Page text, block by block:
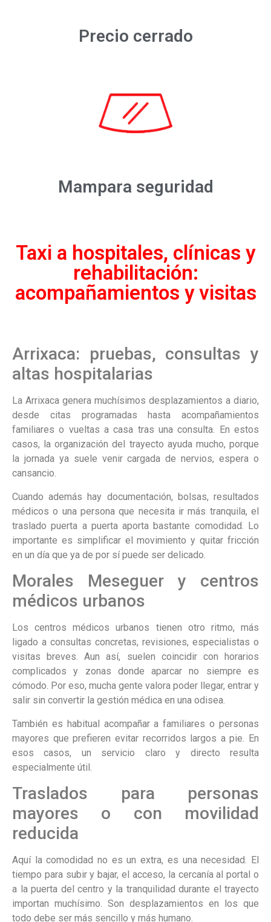
Precio cerrado
Mampara seguridad
Taxi a hospitales, clínicas y
rehabilitación:
acompañamientos y visitas
Arrixaca: pruebas, consultas y
altas hospitalarias
La Arrixaca genera muchísimos desplazamientos a diario,
desde citas programadas hasta acompañamientos
familiares o vueltas a casa tras una consulta. En estos
casos, la organización del trayecto ayuda mucho, porque
la jornada ya suele venir cargada de nervios, espera o
cansancio.
Cuando además hay documentación, bolsas, resultados
médicos o una persona que necesita ir más tranquila, el
traslado puerta a puerta aporta bastante comodidad. Lo
importante es simplificar el movimiento y quitar fricción
en un día que ya de por sí puede ser delicado.
Morales Meseguer y centros
médicos urbanos
Los centros médicos urbanos tienen otro ritmo, más
ligado a consultas concretas, revisiones, especialistas o
visitas breves. Aun así, suelen coincidir con horarios
complicados y zonas donde aparcar no siempre es
cómodo. Por eso, mucha gente valora poder llegar, entrar y
salir sin convertir la gestión médica en una odisea.
También es habitual acompañar a familiares o personas
mayores que prefieren evitar recorridos largos a pie. En
esos casos, un servicio claro y directo resulta
especialmente útil.
Traslados para personas
mayores o con movilidad
reducida
Aquí la comodidad no es un extra, es una necesidad. El
tiempo para subir y bajar, el acceso, la cercanía al portal o
a la puerta del centro y la tranquilidad durante el trayecto
importan muchísimo. Son desplazamientos en los que
todo debe ser más sencillo y más humano.